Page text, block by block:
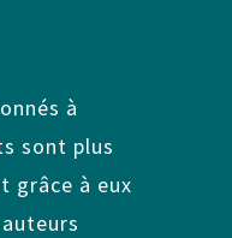
à
sont plus
grâce à eux